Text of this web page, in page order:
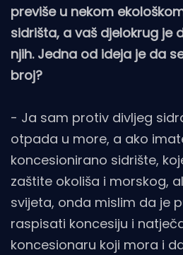
previše u nekom
sidrišta, a vaš djelokrug je
njih. Jedna od ideja je da
broj?
- Ja sam protiv divljeg
otpada u more, a ako
koncesionirano sidrište,
zaštite okoliša i morskog,
svijeta, onda mislim da je
raspisati koncesiju i
koncesionaru koji mora i